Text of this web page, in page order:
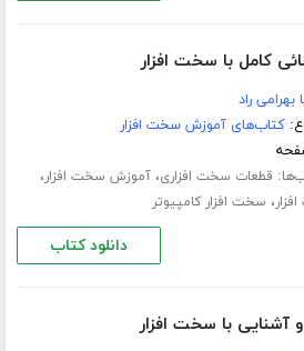
کامل با سخت افزار
بهرامی راد
کتاب‌های آموزش سخت افزار
قطعات سخت افزاری،آموزش سخت افزار،
، سخت افزار کامپیوتر
دانلود کتاب
آشنایی با سخت افزار